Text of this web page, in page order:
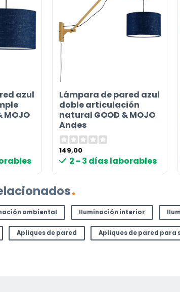
diferentes idiomas
PREGUNTA?
comunicarse con nosotros por
ainfo@lamparas-en-linea.es.
azul
MOJO
Lámpara de pared azul
doble articulación
natural GOOD & MOJO
Andes
149,00
2 - 3 días laborables
ambiental Iluminación interior
Apliques de pared Apliques de pared para